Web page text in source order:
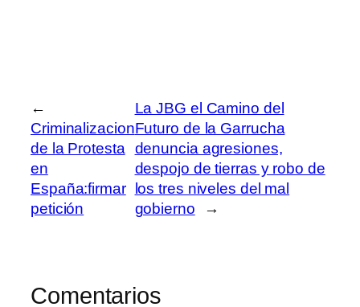
←
Criminalizacion
de la Protesta
en
España:firmar
petición
La JBG el Camino del
Futuro de la Garrucha
denuncia agresiones,
despojo de tierras y robo de
los tres niveles del mal
gobierno
→
Comentarios